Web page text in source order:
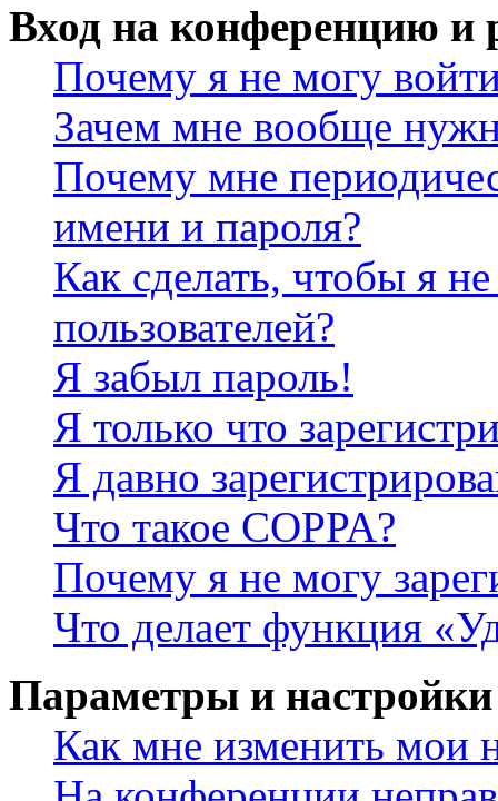
Вход на конференцию и
Почему я не могу
Зачем мне вообще
Почему мне
имени и пароля?
Как сделать, чтобы я
пользователей?
Я забыл пароль!
Я только что
Я давно
Что такое COPPA?
Почему я не могу
Что делает функция
Параметры и настройки
Как мне изменить мои